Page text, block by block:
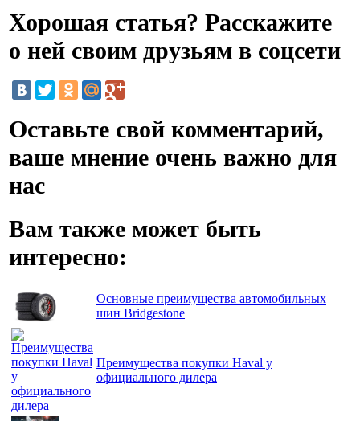
Хорошая статья? Расскажите
о ней своим друзьям в соцсети
Оставьте свой комментарий,
ваше мнение очень важно для
нас
Вам также может быть
интересно:
Основные преимущества автомобильных
шин Bridgestone
Преимущества покупки Haval у
официального дилера